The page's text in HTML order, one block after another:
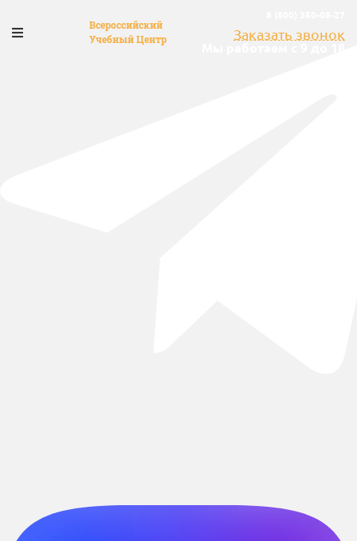
Всероссийский
Учебный Центр
Заказать звонок